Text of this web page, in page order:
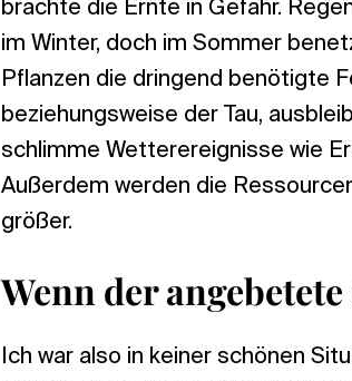
brachte die Ernte in Gefahr.
im Winter, doch im Sommer
Pflanzen die dringend benötigte
beziehungsweise der Tau,
schlimme Wetterereignisse wie
Außerdem werden die
größer.
Wenn der
Ich war also in keiner schönen